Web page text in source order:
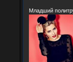
Младший